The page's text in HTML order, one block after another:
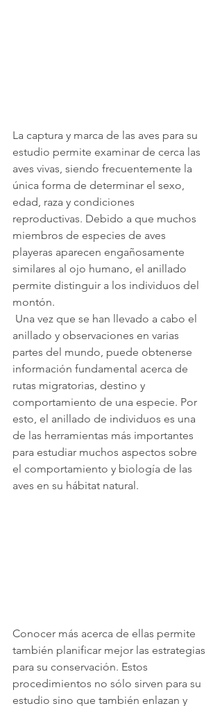
La captura y marca de las aves para su
estudio permite examinar de cerca las
aves vivas, siendo frecuentemente la
única forma de determinar el sexo,
edad, raza y condiciones
reproductivas. Debido a que muchos
miembros de especies de aves
playeras aparecen engañosamente
similares al ojo humano, el anillado
permite distinguir a los individuos del
montón.
anillado y observaciones en varias
partes del mundo, puede obtenerse
información fundamental acerca de
rutas migratorias, destino y
comportamiento de una especie. Por
esto, el anillado de individuos es una
de las herramientas más importantes
para estudiar muchos aspectos sobre
el comportamiento y biología de las
aves en su hábitat natural.
Conocer más acerca de ellas permite
también planificar mejor las estrategias
para su conservación. Estos
procedimientos no sólo sirven para su
estudio sino que también enlazan y